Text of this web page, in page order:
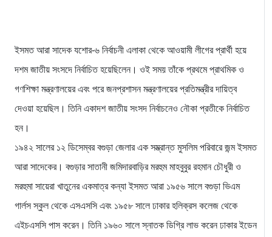
ইসমত আরা সাদেক যশোর-৬ নির্বাচনী এলাকা থেকে আওয়ামী লীগের প্রার্থী হয়ে
দশম জাতীয় সংসদে নির্বাচিত হয়েছিলেন। ওই সময় তাঁকে প্রথমে প্রাথমিক ও
গণশিক্ষা মন্ত্রণালয়ের এবং পরে জনপ্রশাসন মন্ত্রণালয়ের প্রতিমন্ত্রীর দায়িত্ব
দেওয়া হয়েছিল। তিনি একাদশ জাতীয় সংসদ নির্বাচনেও নৌকা প্রতীকে নির্বাচিত
হন।
১৯৪২ সালের ১২ ডিসেম্বর বগুড়া জেলার এক সম্ভ্রান্ত মুসলিম পরিবারে জন্ম ইসমত
আরা সাদেকের। বগুড়ার সাতানী জমিদারবাড়ির মরহুম মাহবুবুর রহমান চৌধুরী ও
মরহুমা সায়েরা খাতুনের একমাত্র কন্যা ইসমত আরা ১৯৫৬ সালে বগুড়া ভিএম
গার্লস স্কুল থেকে এসএসসি এবং ১৯৫৮ সালে ঢাকার হলিক্রস কলেজ থেকে
এইচএসসি পাস করেন। তিনি ১৯৬০ সালে স্নাতক ডিগ্রি লাভ করেন ঢাকার ইডেন